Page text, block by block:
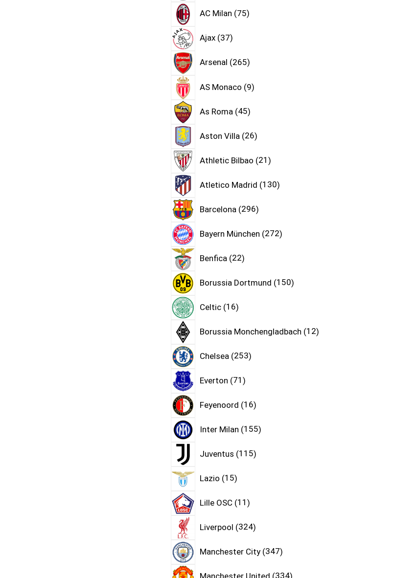
AC Milan 75
Ajax 37
Arsenal 265
AS Monaco 9
As Roma 45
Aston Villa 26
Athletic Bilbao 21
Atletico Madrid 130
Barcelona 296
Bayern München 272
Benfica 22
Borussia Dortmund 150
Celtic 16
Borussia Monchengladbach 12
Chelsea 253
Everton 71
Feyenoord 16
Inter Milan 155
Juventus 115
Lazio 15
Lille OSC 11
Liverpool 324
Manchester City 347
Manchester United 334